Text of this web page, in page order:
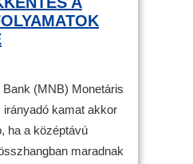
(MNB) Monetáris
irányadó kamat akkor
ha a középtávú
maradnak